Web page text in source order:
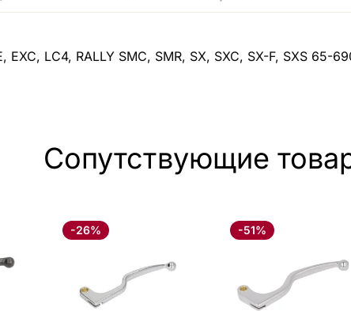
EXC, LC4, RALLY SMC, SMR, SX, SXC, SX-F, SXS 65-
Сопутствующие
-26% -51%